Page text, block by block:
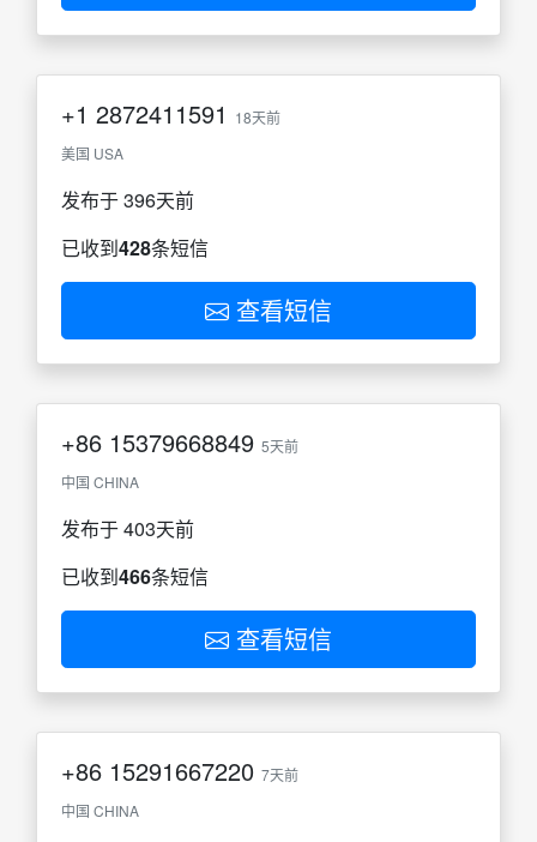
+1 2872411591
18天前
美国 USA
发布于 396天前
已收到428条短信
查看短信
+86 15379668849 5天前
中国 CHINA
发布于 403天前
已收到466条短信
查看短信
+86 15291667220 7天前
中国 CHINA